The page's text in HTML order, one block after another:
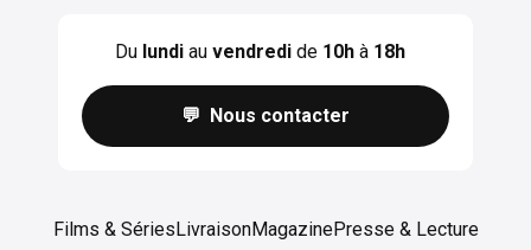
Du lundiau vendredide 10hà 18h
💬 Nous contacter
Films & Séries LivraisonMagazinePresse & Lecture